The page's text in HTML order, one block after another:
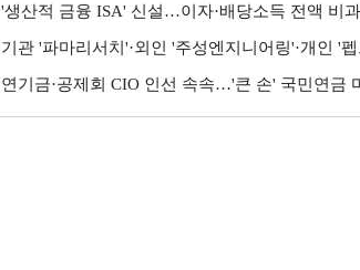
'생산적 금융 ISA' 신설…이자·배당소득 전액 비
기관 '파마리서치'·외인 '주성엔지니어링'·개인 '펩
연기금·공제회 CIO 인선 속속…'큰 손' 국민연금